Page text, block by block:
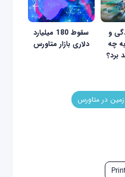
و
چه
برد؟
سقوط 180 میلیارد
دلاری بازار متاورس
در متاورس